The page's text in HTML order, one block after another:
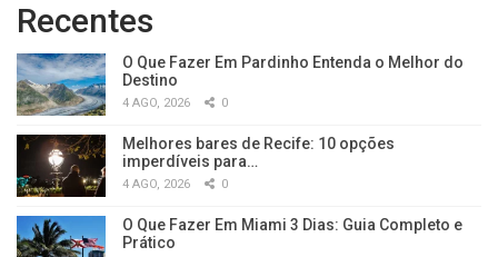
Recentes
O Que Fazer Em Pardinho Entenda o Melhor do
Destino
4 AGO, 2026 0
Melhores bares de Recife: 10 opções
imperdíveis para…
4 AGO, 2026 0
O Que Fazer Em Miami 3 Dias: Guia Completo e
Prático